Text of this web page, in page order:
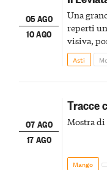
05 AGO
10 AGO
Una
reperti
visiva,
della
Asti
07 AGO
17 AGO
Tracce
Mostra
Mango